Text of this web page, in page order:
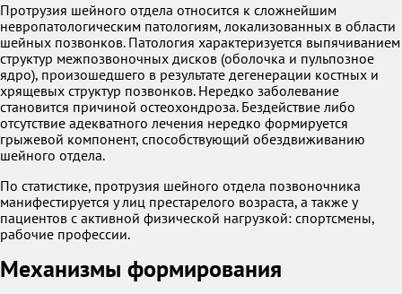
Протрузия шейного отдела относится к сложнейшим
невропатологическим патологиям, локализованных в области
шейных позвонков. Патология характеризуется выпячиванием
структур межпозвоночных дисков (оболочка и пульпозное
ядро), произошедшего в результате дегенерации костных и
хрящевых структур позвонков. Нередко заболевание
становится причиной остеохондроза. Бездействие либо
отсутствие адекватного лечения нередко формируется
грыжевой компонент, способствующий обездвиживанию
шейного отдела.
По статистике, протрузия шейного отдела позвоночника
манифестируется у лиц престарелого возраста, а также у
пациентов с активной физической нагрузкой: спортсмены,
рабочие профессии.
Механизмы формирования